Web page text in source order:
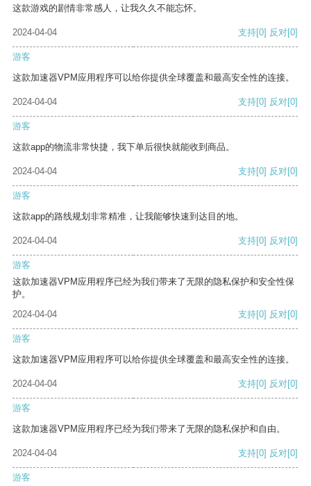
这款游戏的剧情非常感人，让我久久不能忘怀。
2024-04-04 支持[0] 反对[0]
游客
这款加速器VPM应用程序可以给你提供全球覆盖和最高安全性的连接。
2024-04-04 支持[0] 反对[0]
游客
这款app的物流非常快捷，我下单后很快就能收到商品。
2024-04-04 支持[0] 反对[0]
游客
这款app的路线规划非常精准，让我能够快速到达目的地。
2024-04-04 支持[0] 反对[0]
游客
这款加速器VPM应用程序已经为我们带来了无限的隐私保护和安全性保
护。
2024-04-04
支持[0] 反对[0]
游客
这款加速器VPM应用程序可以给你提供全球覆盖和最高安全性的连接。
2024-04-04 支持[0] 反对[0]
游客
这款加速器VPM应用程序已经为我们带来了无限的隐私保护和自由。
2024-04-04 支持[0] 反对[0]
游客